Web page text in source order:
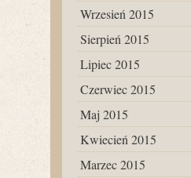
Wrzesień 2015
Sierpień 2015
Lipiec 2015
Czerwiec 2015
Maj 2015
Kwiecień 2015
Marzec 2015